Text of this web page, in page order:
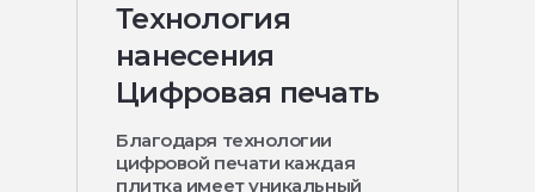
Технология
нанесения
Цифровая печать
Благодаря технологии
цифровой печати каждая
плитка имеет уникальный